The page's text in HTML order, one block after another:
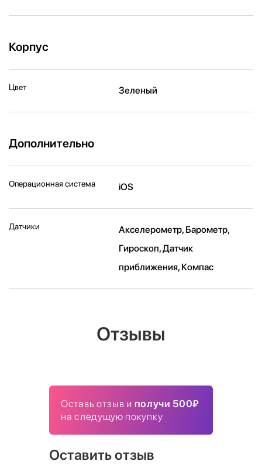
Корпус
Цвет Зеленый
Дополнительно
Операционная система iOS
Датчики
Акселерометр, Барометр,
Гироскоп, Датчик
приближения, Компас
Отзывы
Оставь отзыв и получи 500₽
на следущую покупку
Оставить отзыв